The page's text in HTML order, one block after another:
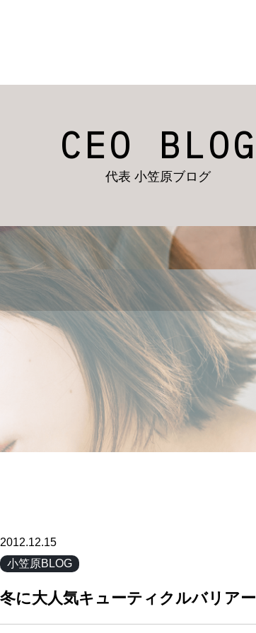
CEO BLOG
代表 小笠原ブログ
2012.12.15
小笠原BLOG
冬に大人気キューティクルバリアー